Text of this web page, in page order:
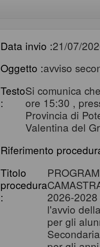
Data invio :21/07/
Oggetto :avviso
Testo
:
Si comunica
ore 15:30 ,
Provincia di
Valentina del
Riferimento
Titolo
procedura
:
2026-
l'avvio
per gli